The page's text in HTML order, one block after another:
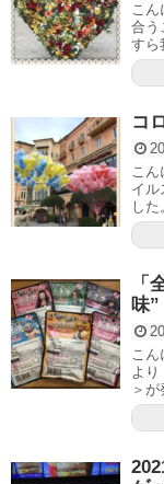
こん
合う
すら
コ
こん
イル
し
「
味”
こん
より
＞